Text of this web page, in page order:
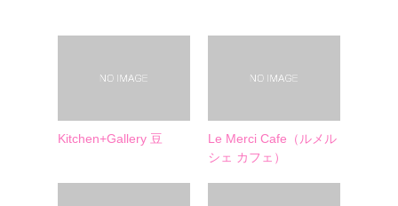
Kitchen+Gallery 豆
Le Merci Cafe（ルメル
シェ カフェ）